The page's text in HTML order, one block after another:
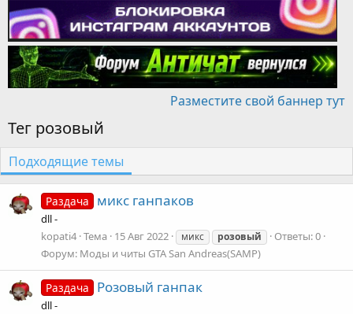
Разместите свой баннер тут
Тег розовый
Подходящие темы
Раздача микс ганпаков
dll -
kopati4 Тема 15 Авг 2022 микс розовый
Ответы: 0
Форум: Моды и читы GTA San Andreas(SAMP)
Раздача Розовый ганпак
dll -